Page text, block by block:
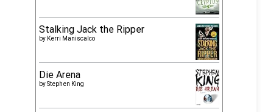
Stalking Jack the Ripper
by Kerri Maniscalco
Die Arena
byStephen King